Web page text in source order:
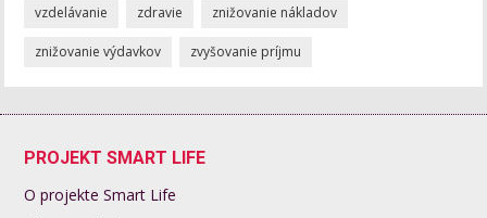
vzdelávanie zdravie znižovanie nákladov
znižovanie výdavkov zvyšovanie príjmu
PROJEKT SMART LIFE
O projekte Smart Life